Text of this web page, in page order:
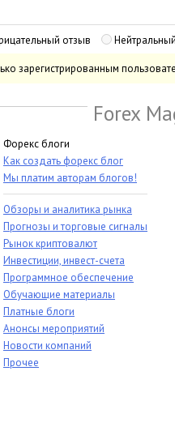
отзыв
зарегистрированным
Forex
Форекс блоги
Как создать форекс блог
Мы платим авторам блогов!
Обзоры и аналитика рынка
Прогнозы и торговые сигналы
Рынок криптовалют
Инвестиции, инвест-счета
Программное обеспечение
Обучающие материалы
Платные блоги
Анонсы мероприятий
Новости компаний
Прочее